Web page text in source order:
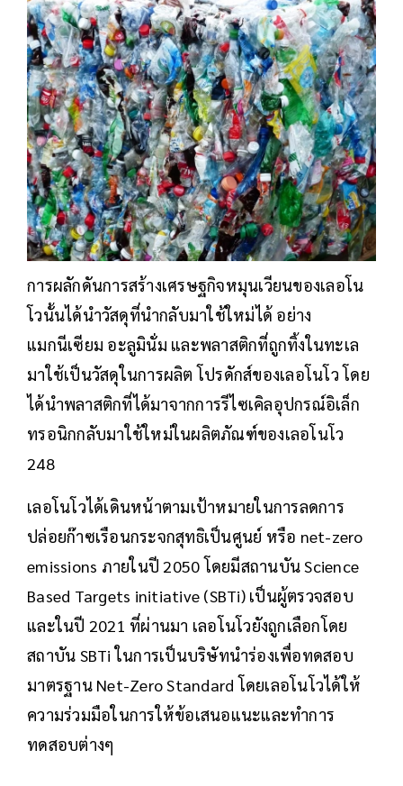
การผลักดันการสร้างเศรษฐกิจหมุนเวียนของเลอโน
โวนั้นได้นำวัสดุที่นำกลับมาใช้ใหม่ได้ อย่าง
แมกนีเซียม อะลูมินั่ม และพลาสติกที่ถูกทิ้งในทะเล
มาใช้เป็นวัสดุในการผลิต โปรดักส์ของเลอโนโว โดย
ได้นำพลาสติกที่ได้มาจากการรีไซเคิลอุปกรณ์อิเล็ก
ทรอนิกกลับมาใช้ใหม่ในผลิตภัณฑ์ของเลอโนโว
248
เลอโนโวได้เดินหน้าตามเป้าหมายในการลดการ
ปล่อยก๊าซเรือนกระจกสุทธิเป็นศูนย์ หรือ net-zero
emissions ภายในปี 2050 โดยมีสถานบัน Science
Based Targets initiative (SBTi) เป็นผู้ตรวจสอบ
และในปี 2021 ที่ผ่านมา เลอโนโวยังถูกเลือกโดย
สถาบัน SBTi ในการเป็นบริษัทนำร่องเพื่อทดสอบ
มาตรฐาน Net-Zero Standard โดยเลอโนโวได้ให้
ความร่วมมือในการให้ข้อเสนอแนะและทำการ
ทดสอบต่างๆ